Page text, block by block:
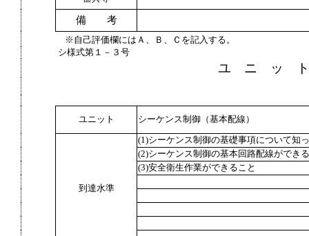
備 考
※自己評価欄にはＡ、Ｂ、Ｃを記入する。
シ様式第１－３号
ユ ニ ッ
ユニット シーケンス制御（基本配線）
到達水準
(1)シーケンス制御の基礎事項について知
(2)シーケンス制御の基本回路配線ができ
(3)安全衛生作業ができること